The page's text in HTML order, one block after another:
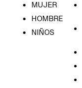
MUJER
HOMBRE
NIÑOS